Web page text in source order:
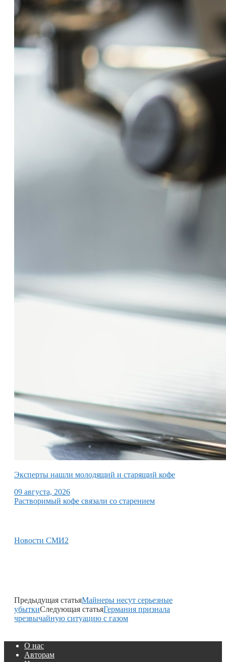
Эксперты нашли молодящий и старящий кофе
09 августа, 2026
Растворимый кофе связали со старением
Новости СМИ2
Предыдущая статьяМайнеры несут серьезные
убыткиСледующая статьяГермания признала
чрезвычайную ситуацию с газом
О нас
Авторам